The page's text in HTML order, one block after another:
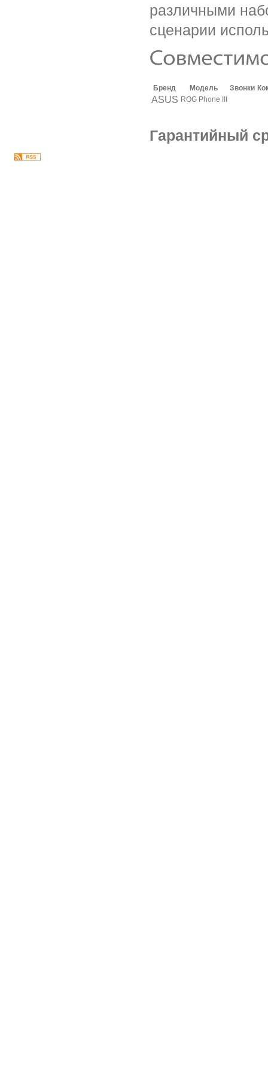
различными
сценарии
Бренд Модель Звонки
ASUS ROG Phone III
Гарантийный